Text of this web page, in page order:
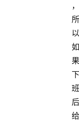
，
所
以
如
果
下
班
后
给